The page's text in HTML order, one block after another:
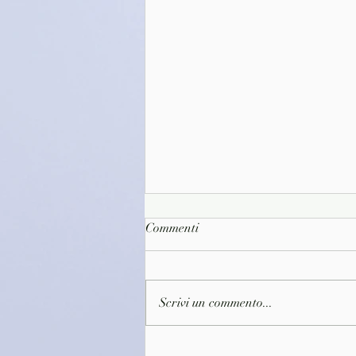
Commenti
Scrivi un commento...